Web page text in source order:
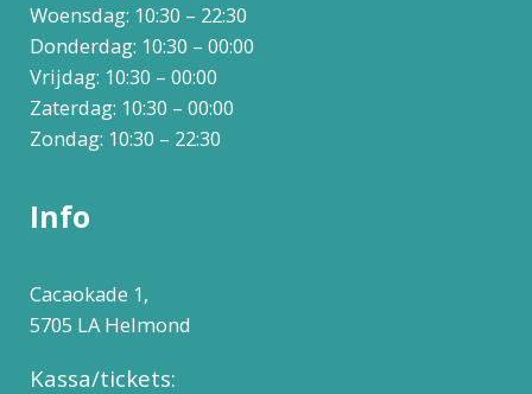
Woensdag: 10:30 – 22:30
Donderdag: 10:30 – 00:00
Vrijdag: 10:30 – 00:00
Zaterdag: 10:30 – 00:00
Zondag: 10:30 – 22:30
Info
Cacaokade 1,
5705 LA Helmond
Kassa/tickets: